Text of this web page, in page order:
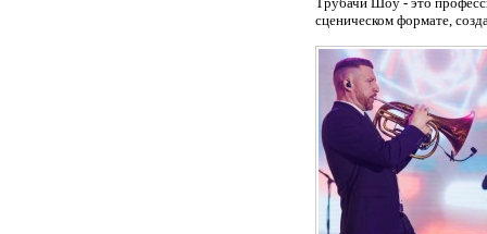
сценическом формате,